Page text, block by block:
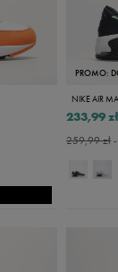
PROMO:
NIKE AIR
233,99 zł
259,99 zł